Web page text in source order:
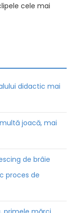
cele mai
didactic mai
joacă, mai
de brâie
proces de